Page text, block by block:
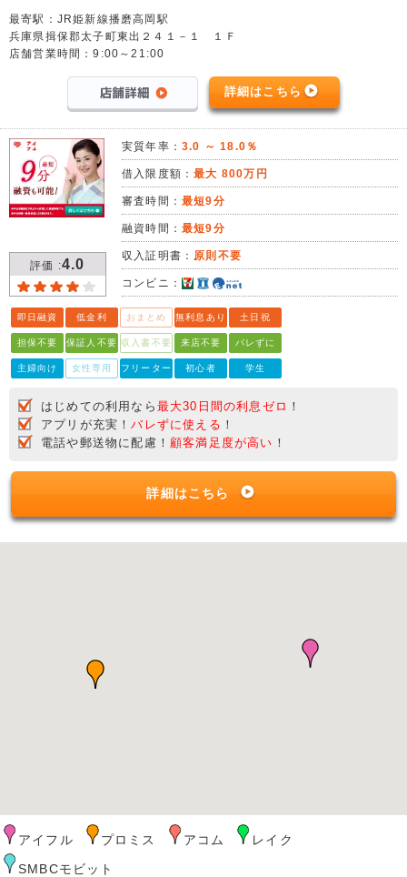
最寄駅：JR姫新線播磨高岡駅
兵庫県揖保郡太子町東出２４１－１ １Ｆ
店舗営業時間：9:00～21:00
詳細はこちら
評価 :4.0
実質年率： 3.0 ～ 18.0％
借入限度額：最大 800万円
審査時間： 最短9分
融資時間： 最短9分
収入証明書： 原則不要
コンビニ：
即日融資 低金利 おまとめ 無利息あり 土日祝
担保不要 保証人不要 収入書不要 来店不要 バレずに
主婦向け 女性専用 フリーター 初心者 学生
はじめての利用なら 最大30日間の利息ゼロ ！
アプリが充実！バレずに使える ！
電話や郵送物に配慮！ 顧客満足度が高い ！
詳細はこちら
アイフル プロミス アコム
レイク
SMBCモビット